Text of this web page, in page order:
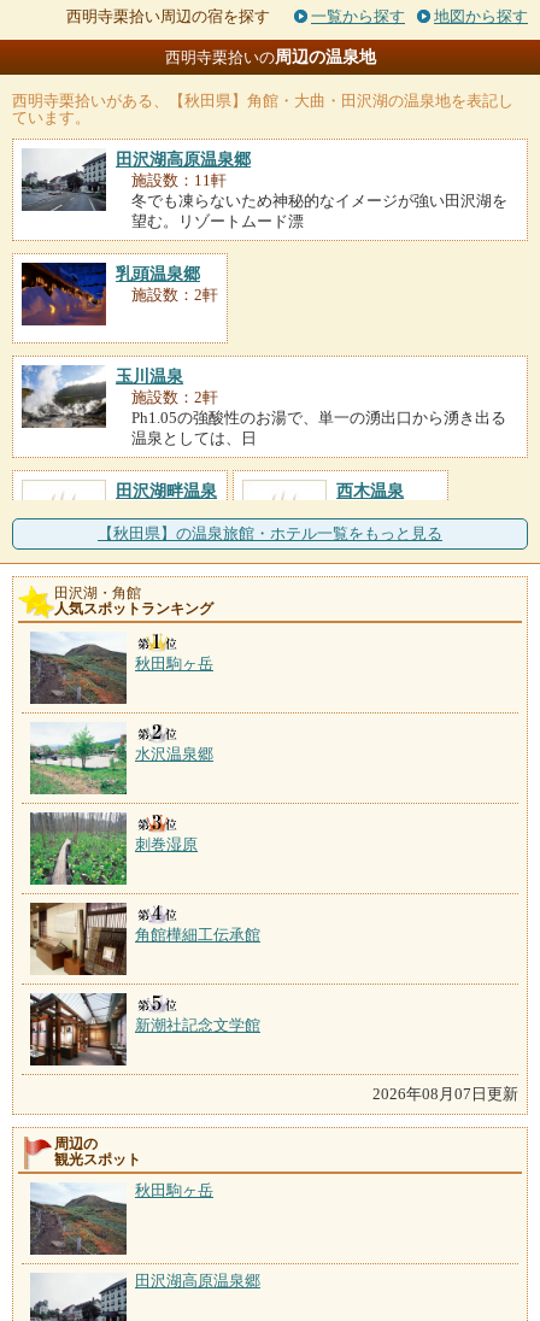
西明寺栗拾い周辺の宿を探す 一覧から探す 地図から探す
西明寺栗拾いの周辺の温泉地
西明寺栗拾いがある、【秋田県】角館・大曲・田沢湖の温泉地を表記し
ています。
田沢湖高原温泉郷
施設数：11軒
冬でも凍らないため神秘的なイメージが強い田沢湖を
望む。リゾートムード漂
乳頭温泉郷
施設数：2軒
玉川温泉
施設数：2軒
Ph1.05の強酸性のお湯で、単一の湧出口から湧き出る
温泉としては、日
田沢湖畔温泉 西木温泉
【秋田県】の温泉旅館・ホテル一覧をもっと見る
田沢湖・角館
人気スポットランキング
秋田駒ヶ岳
水沢温泉郷
刺巻湿原
角館樺細工伝承館
新潮社記念文学館
2026年08月07日更新
周辺の
観光スポット
秋田駒ヶ岳
田沢湖高原温泉郷